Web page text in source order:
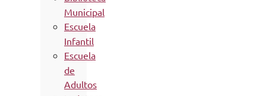
Municipal
Escuela
Infantil
Escuela
de
Adultos